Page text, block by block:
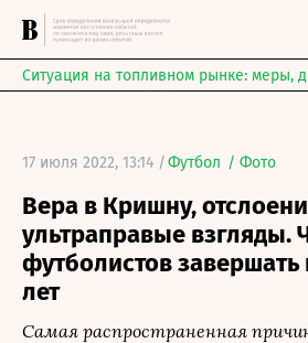
Ситуация на топливном рынке: меры,
17 июля 2022, 13:14 /Футбол / Фото
Вера в Кришну,
ультраправые взгляды.
футболистов завершать
лет
Самая распространенная